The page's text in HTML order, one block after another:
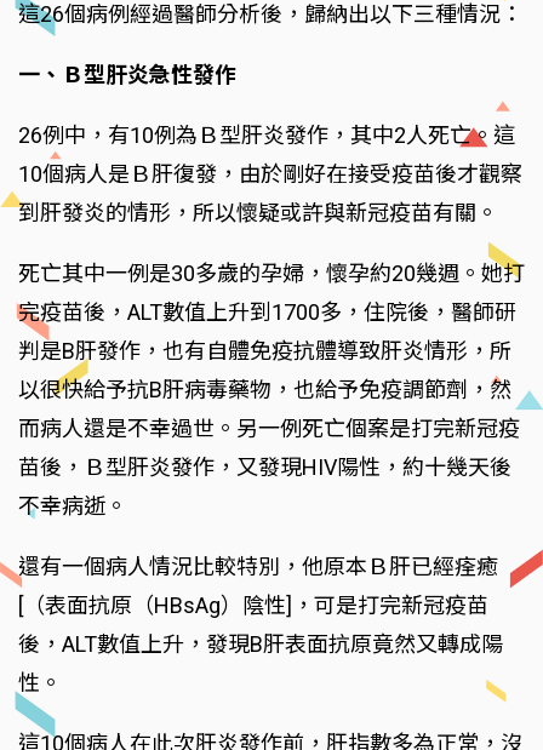
這26個病例經過醫師分析後，歸納出以下三種情況：
一、Ｂ型肝炎急性發作
26例中，有10例為Ｂ型肝炎發作，其中2人死亡。這
10個病人是Ｂ肝復發，由於剛好在接受疫苗後才觀察
到肝發炎的情形，所以懷疑或許與新冠疫苗有關。
死亡其中一例是30多歲的孕婦，懷孕約20幾週。她打
完疫苗後，ALT數值上升到1700多，住院後，醫師研
判是B肝發作，也有自體免疫抗體導致肝炎情形，所
以很快給予抗B肝病毒藥物，也給予免疫調節劑，然
而病人還是不幸過世。另一例死亡個案是打完新冠疫
苗後，Ｂ型肝炎發作，又發現HIV陽性，約十幾天後
不幸病逝。
還有一個病人情況比較特別，他原本Ｂ肝已經痊癒
[（表面抗原（HBsAg）陰性]，可是打完新冠疫苗
後，ALT數值上升，發現B肝表面抗原竟然又轉成陽
性。
這10個病人在此次肝炎發作前，肝指數多為正常，沒